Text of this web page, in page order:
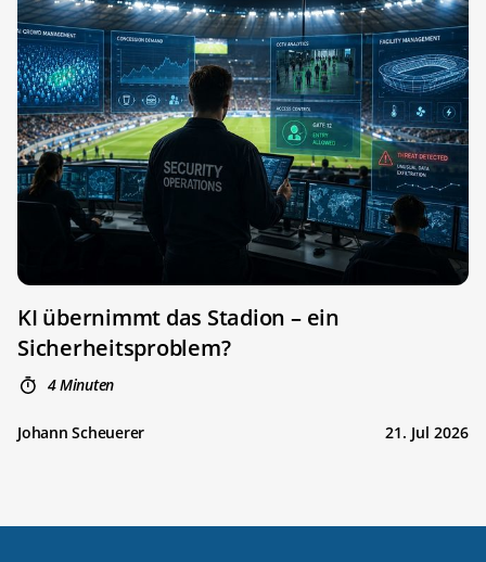
KI übernimmt das Stadion – ein
Sicherheitsproblem?
4 Minuten
Johann Scheuerer 21. Jul 2026